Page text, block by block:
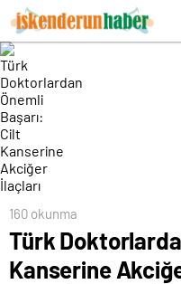
160 okunma
Türk
Kanserine